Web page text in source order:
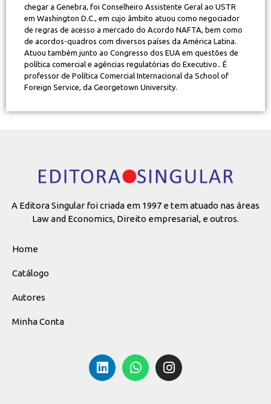
chegar a Genebra, foi Conselheiro Assistente Geral ao USTR
em Washington D.C., em cujo âmbito atuou como negociador
de regras de acesso a mercado do Acordo NAFTA, bem como
de acordos-quadros com diversos países da América Latina.
Atuou também junto ao Congresso dos EUA em questões de
política comercial e agências regulatórias do Executivo.. É
professor de Política Comercial Internacional da School of
Foreign Service, da Georgetown University.
A Editora Singular foi criada em 1997 e tem atuado nas áreas
Law and Economics, Direito empresarial, e outros.
Home
Catálogo
Autores
Minha Conta